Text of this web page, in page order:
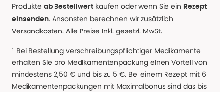
Produkte ab Bestellwert kaufen oder wenn Sie ein Rezept
einsenden. Ansonsten berechnen wir zusätzlich
Versandkosten. Alle Preise Inkl. gesetzl. MwSt.
¹ Bei Bestellung verschreibungspflichtiger Medikamente
erhalten Sie pro Medikamentenpackung einen Vorteil von
mindestens 2,50 € und bis zu 5 €. Bei einem Rezept mit 6
Medikamentenpackungen mit Maximalbonus sind das bis